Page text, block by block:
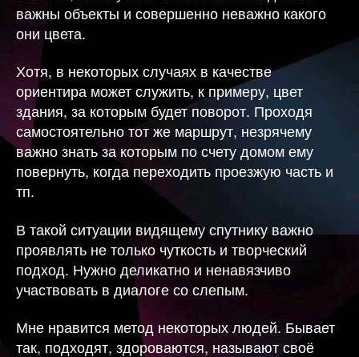
важны объекты и совершенно неважно какого
они цвета.
Хотя, в некоторых случаях в качестве
ориентира может служить, к примеру, цвет
здания, за которым будет поворот. Проходя
самостоятельно тот же маршрут, незрячему
важно знать за которым по счету домом ему
повернуть, когда переходить проезжую часть и
тп.
В такой ситуации видящему спутнику важно
проявлять не только чуткость и творческий
подход. Нужно деликатно и ненавязчиво
участвовать в диалоге со слепым.
Мне нравится метод некоторых людей. Бывает
так, подходят, здороваются, называют своё